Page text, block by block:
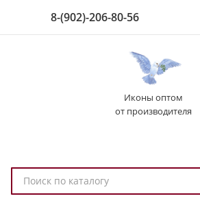
8-(902)-206-80-56
Иконы оптом
от производителя
о